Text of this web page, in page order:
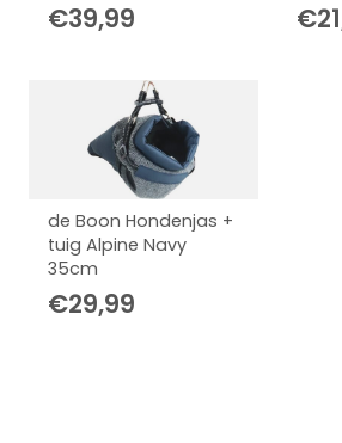
€39,99 €
de Boon Hondenjas +
tuig Alpine Navy
35cm
€29,99